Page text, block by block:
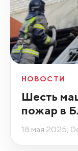
НОВОСТИ
Шесть
пожар в
18 мая 2025,